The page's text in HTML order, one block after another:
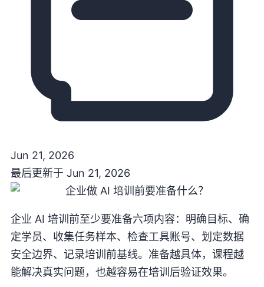
Jun 21, 2026
最后更新于 Jun 21, 2026
企业 AI 培训前至少要准备六项内容：明确目标、确
定学员、收集任务样本、检查工具账号、划定数据
安全边界、记录培训前基线。准备越具体，课程越
能解决真实问题，也越容易在培训后验证效果。